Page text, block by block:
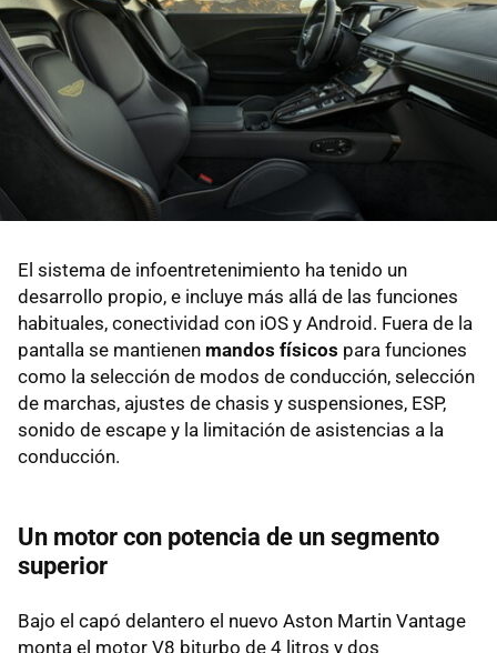
El sistema de infoentretenimiento ha tenido un
desarrollo propio, e incluye más allá de las funciones
habituales, conectividad con iOS y Android. Fuera de la
pantalla se mantienen mandos físicos para funciones
como la selección de modos de conducción, selección
de marchas, ajustes de chasis y suspensiones, ESP,
sonido de escape y la limitación de asistencias a la
conducción.
Un motor con potencia de un segmento
superior
Bajo el capó delantero el nuevo Aston Martin Vantage
monta el motor V8 biturbo de 4 litros y dos